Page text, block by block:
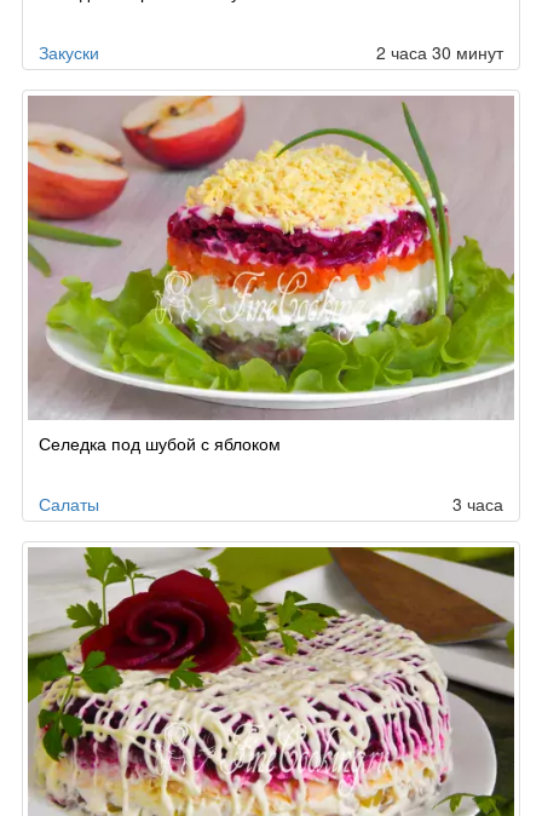
Закуски 2 часа 30 минут
Селедка под шубой с яблоком
Салаты 3 часа